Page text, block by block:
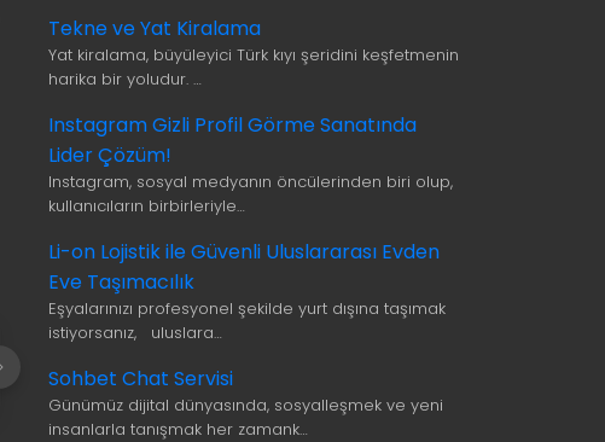
Tekne ve Yat Kiralama
Yat kiralama, büyüleyici Türk kıyı şeridini keşfetmenin
harika bir yoludur. …
Instagram Gizli Profil Görme Sanatında
Lider Çözüm!
Instagram, sosyal medyanın öncülerinden biri olup,
kullanıcıların birbirleriyle…
Li-on Lojistik ile Güvenli Uluslararası Evden
Eve Taşımacılık
Eşyalarınızı profesyonel şekilde yurt dışına taşımak
istiyorsanız, uluslara…
Sohbet Chat Servisi
Günümüz dijital dünyasında, sosyalleşmek ve yeni
insanlarla tanışmak her zamank…